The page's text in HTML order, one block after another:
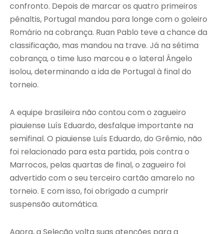
confronto. Depois de marcar os quatro primeiros
pênaltis, Portugal mandou para longe com o goleiro
Romário na cobrança. Ruan Pablo teve a chance da
classificação, mas mandou na trave. Já na sétima
cobrança, o time luso marcou e o lateral Ângelo
isolou, determinando a ida de Portugal à final do
torneio.
A equipe brasileira não contou com o zagueiro
piauiense Luís Eduardo, desfalque importante na
semifinal. O piauiense Luís Eduardo, do Grêmio, não
foi relacionado para esta partida, pois contra o
Marrocos, pelas quartas de final, o zagueiro foi
advertido com o seu terceiro cartão amarelo no
torneio. E com isso, foi obrigado a cumprir
suspensão automática.